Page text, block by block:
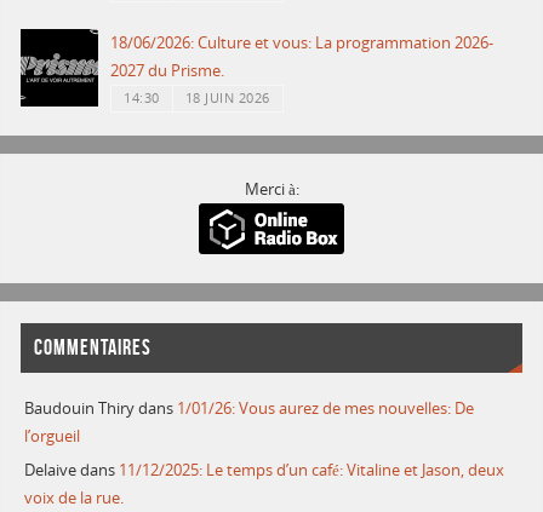
18/06/2026: Culture et vous: La programmation 2026-
2027 du Prisme.
14:30 18 JUIN 2026
Merci à:
COMMENTAIRES
Baudouin Thirydans 1/01/26: Vous aurez de mes nouvelles: De
l’orgueil
Delaivedans 11/12/2025: Le temps d’un café: Vitaline et Jason, deux
voix de la rue.